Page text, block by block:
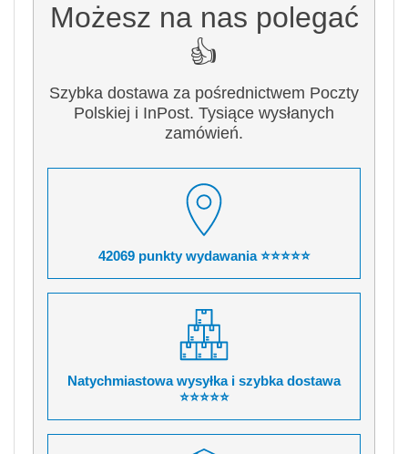
Możesz na nas polegać
👍
Szybka dostawa za pośrednictwem Poczty
Polskiej i InPost. Tysiące wysłanych
zamówień.
42069 punkty wydawania ⭐⭐⭐⭐⭐
Natychmiastowa wysyłka i szybka dostawa
⭐⭐⭐⭐⭐